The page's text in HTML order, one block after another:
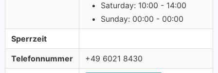
Saturday: 10:00 - 14:00
Sunday: 00:00 - 00:00
Sperrzeit
Telefonnummer +49 6021 8430